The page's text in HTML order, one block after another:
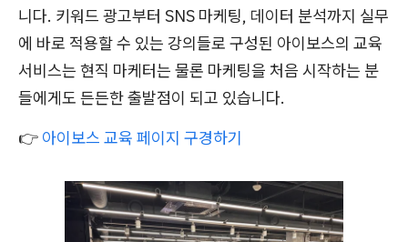
니다. 키워드 광고부터 SNS 마케팅, 데이터 분석까지 실무
에 바로 적용할 수 있는 강의들로 구성된 아이보스의 교육
서비스는 현직 마케터는 물론 마케팅을 처음 시작하는 분
들에게도 든든한 출발점이 되고 있습니다.
👉 아이보스 교육 페이지 구경하기